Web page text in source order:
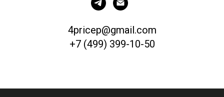
4pricep@gmail.com
+7 (499) 399-10-50